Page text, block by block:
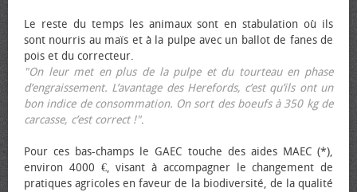
Le reste du temps les animaux sont en stabulation où ils
sont nourris au maïs et à la pulpe avec un ballot de fanes de
pois et du correcteur.
"On leur met en plus de la pulpe et du tourteau en phase
d’engraissement. L’avantage des Herefords, c’est qu’ils ont un
bon indice de consommation. On sort des bœufs à 350 kg de
carcasse, c’est correct !".
Pour ces bas-champs le GAEC touche des aides MAEC (*),
environ 4000 €, visant à accompagner le changement de
pratiques agricoles en faveur de la biodiversité, de la qualité